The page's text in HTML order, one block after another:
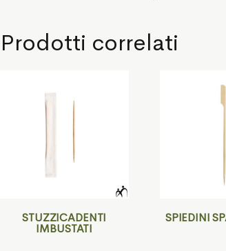
Prodotti correlati
STUZZICADENTI
IMBUSTATI
SPIEDINI